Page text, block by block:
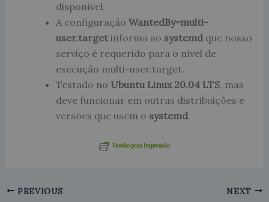
disponível.
A configuração WantedBy=multi-
user.targetinforma ao systemdque nosso
serviço é requerido para o nível de
execução multi-user.target.
Testado no Ubuntu Linux 20.04 LTS, mas
deve funcionar em outras distribuições e
versões que usem o systemd.
Versão para Impressão
PREVIOUS NEXT